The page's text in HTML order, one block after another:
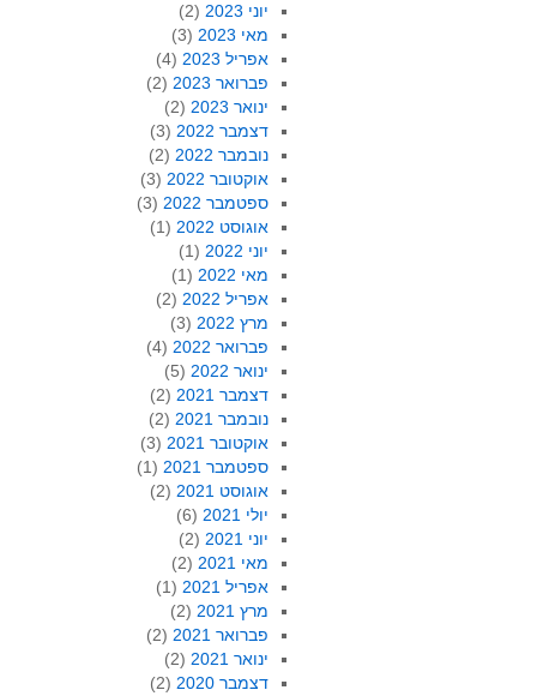
יוני 2023
(2)
מאי 2023
(3)
אפריל 2023
(4)
פברואר 2023
(2)
ינואר 2023
(2)
דצמבר 2022
(3)
נובמבר 2022
(2)
אוקטובר 2022
(3)
ספטמבר 2022
(3)
אוגוסט 2022
(1)
יוני 2022
(1)
מאי 2022
(1)
אפריל 2022
(2)
מרץ 2022
(3)
פברואר 2022
(4)
ינואר 2022
(5)
דצמבר 2021
(2)
נובמבר 2021
(2)
אוקטובר 2021
(3)
ספטמבר 2021
(1)
אוגוסט 2021
(2)
יולי 2021
(6)
יוני 2021
(2)
מאי 2021
(2)
אפריל 2021
(1)
מרץ 2021
(2)
פברואר 2021
(2)
ינואר 2021
(2)
דצמבר 2020
(2)